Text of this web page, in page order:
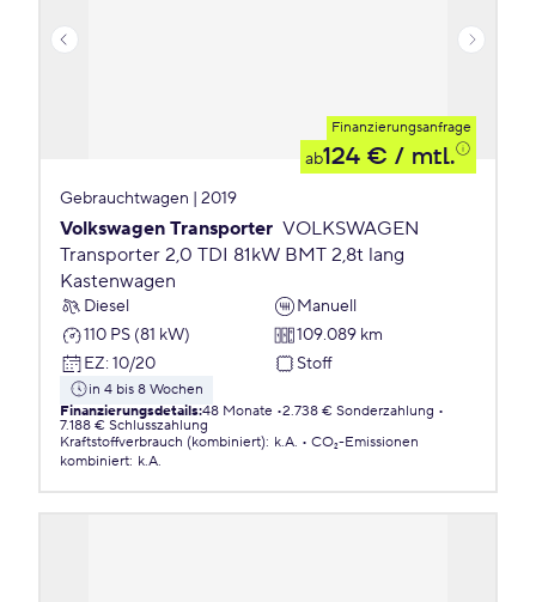
Finanzierungsanfrage
ab124 € / mtl.
Gebrauchtwagen | 2019
Volkswagen Transporter VOLKSWAGEN
Transporter 2,0 TDI 81kW BMT 2,8t lang
Kastenwagen
Diesel
Manuell
110 PS (81 kW)
109.089 km
EZ: 10/20 Stoff
in 4 bis 8 Wochen
Finanzierungsdetails:48 Monate 2.738 € Sonderzahlung
7.188 € Schlusszahlung
Kraftstoffverbrauch (kombiniert): k.A.
CO₂-Emissionen
kombiniert: k.A.